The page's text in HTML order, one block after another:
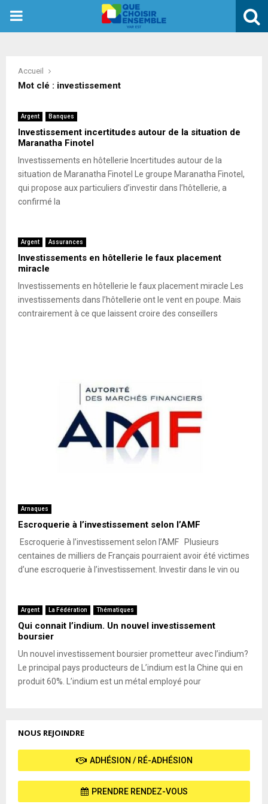
PRIMARY
Accueil
Mot clé : investissement
Argent Banques
Investissement incertitudes autour de la situation de
Maranatha Finotel
Investissements en hôtellerie Incertitudes autour de la
situation de Maranatha Finotel Le groupe Maranatha Finotel,
qui propose aux particuliers d’investir dans l’hôtellerie, a
confirmé la
Argent Assurances
Investissements en hôtellerie le faux placement
miracle
Investissements en hôtellerie le faux placement miracle Les
investissements dans l’hôtellerie ont le vent en poupe. Mais
contrairement à ce que laissent croire des conseillers
Arnaques
Escroquerie à l’investissement selon l’AMF
Escroquerie à l’investissement selon l’AMF Plusieurs
centaines de milliers de Français pourraient avoir été victimes
d’une escroquerie à l’investissement. Investir dans le vin ou
Argent La Fédération Thématiques
Qui connait l’indium. Un nouvel investissement
boursier
Un nouvel investissement boursier prometteur avec l’indium?
Le principal pays producteurs de L’indium est la Chine qui en
produit 60%. L’indium est un métal employé pour
NOUS REJOINDRE
ADHÉSION / RÉ-ADHÉSION
PRENDRE RENDEZ-VOUS